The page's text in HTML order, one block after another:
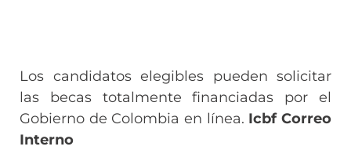
Los candidatos elegibles pueden solicitar
las becas totalmente financiadas por el
Gobierno de Colombia en línea. Icbf Correo
Interno